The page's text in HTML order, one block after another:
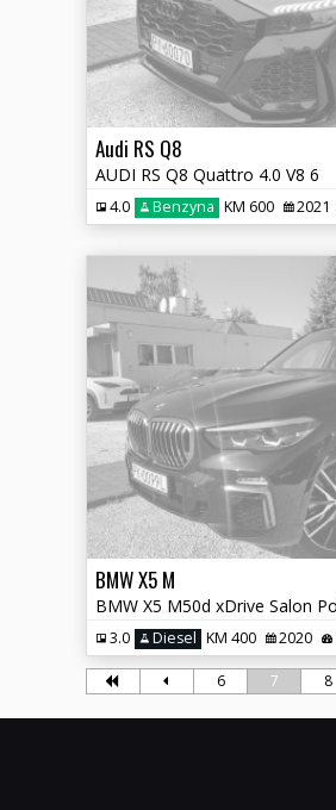
Audi RS Q8
AUDI RS Q8 Quattro 4.0 V8 6
4.0 Benzyna KM 600 2021
BMW X5 M
3.0 Diesel KM 400 2020
6 7 8